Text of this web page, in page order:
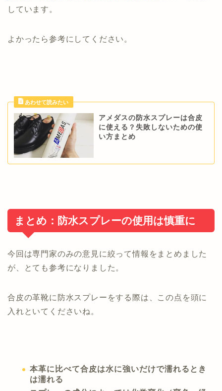
しています。
よかったら参考にしてください。
アメダスの防水スプレーは合皮
に使える？失敗しないための使
い方まとめ
まとめ：防水スプレーの使用は慎重に
今回は専門家のみの意見に絞って情報をまとめました
が、とても参考になりました。
合皮の革靴に防水スプレーをする際は、この点を頭に
入れといてくださいね。
本革に比べて合皮は水に強いだけで濡れるとき
は濡れる